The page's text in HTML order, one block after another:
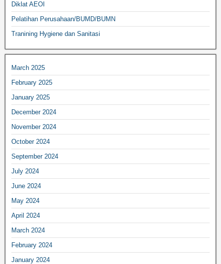
Diklat AEOI
Pelatihan Perusahaan/BUMD/BUMN
Tranining Hygiene dan Sanitasi
March 2025
February 2025
January 2025
December 2024
November 2024
October 2024
September 2024
July 2024
June 2024
May 2024
April 2024
March 2024
February 2024
January 2024